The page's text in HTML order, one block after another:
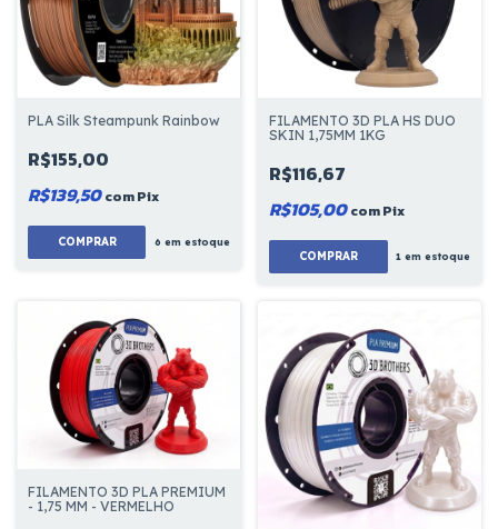
PLA Silk Steampunk Rainbow
R$155,00
R$139,50comPix
COMPRAR 6 em estoque
FILAMENTO 3D PLA HS DUO
SKIN 1,75MM 1KG
R$116,67
R$105,00comPix
1 em estoque
FILAMENTO 3D PLA PREMIUM
- 1,75 MM - VERMELHO